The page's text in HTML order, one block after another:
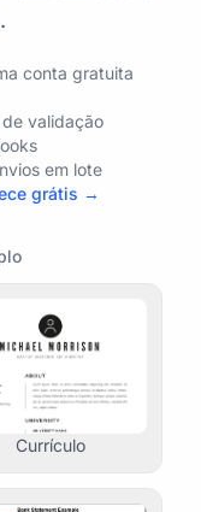
conta gratuita
de validação
em lote
grátis →
Currículo